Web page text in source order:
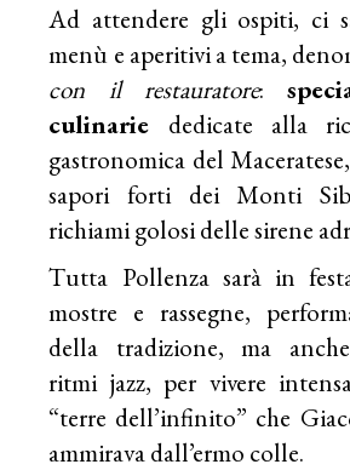
Ad attendere gli ospiti, ci
menù e aperitivi a tema,
con il restauratore:
culinarie dedicate alla
gastronomica del
sapori forti dei Monti
richiami golosi delle sirene
Tutta Pollenza sarà in
mostre e rassegne,
della tradizione, ma
ritmi jazz, per vivere
“terre dell’infinito” che
ammirava dall’ermo colle.